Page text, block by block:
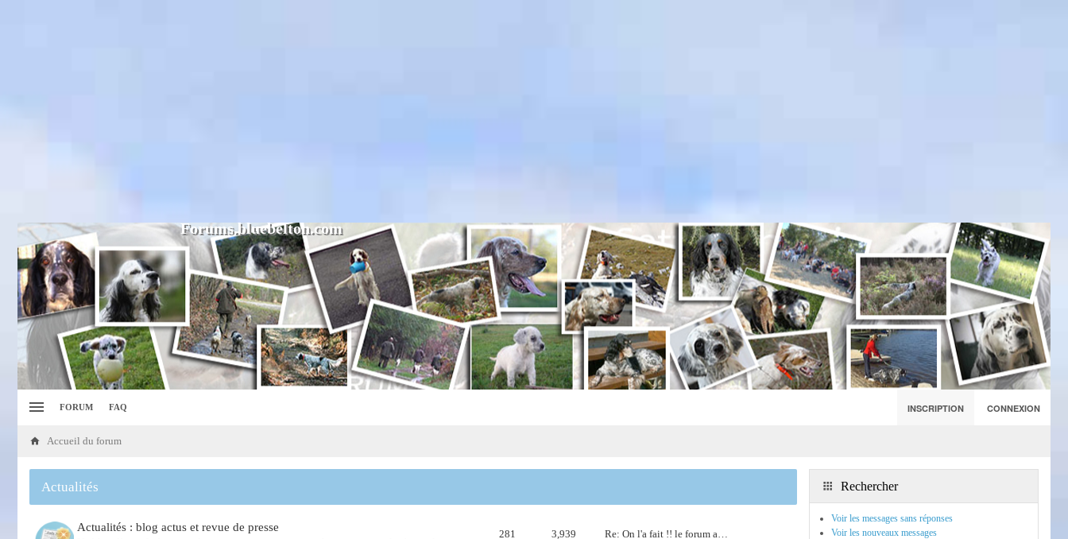
Forums.bluebelton.com
FORUM FAQ INSCRIPTION CONNEXION
Accueil du forum
Actualités
Actualités : blog actus et revue de presse
281
3,939
Re: On l'a fait !! le forum a…
Rechercher
Voir les messages sans réponses
Voir les nouveaux messages